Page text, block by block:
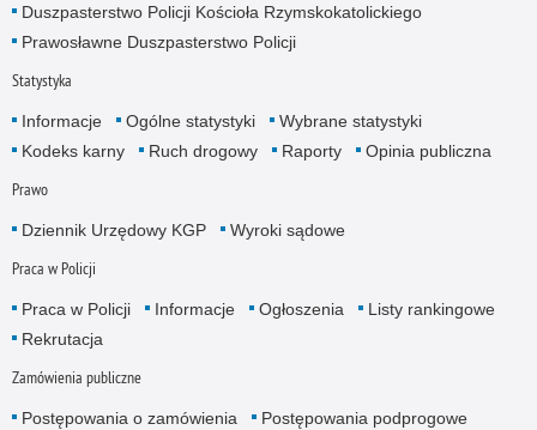
Duszpasterstwo Policji Kościoła Rzymskokatolickiego
Prawosławne Duszpasterstwo Policji
Statystyka
Informacje Ogólne statystyki
Wybrane statystyki
Kodeks karny
Ruch drogowy Raporty Opinia publiczna
Prawo
Dziennik Urzędowy KGP Wyroki sądowe
Praca w Policji
Praca w Policji Informacje Ogłoszenia
Listy rankingowe
Rekrutacja
Zamówienia publiczne
Postępowania o zamówienia
Postępowania podprogowe